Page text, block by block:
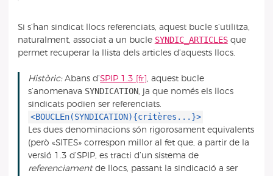
Si s’han sindicat llocs referenciats, aquest bucle s’utilitza,
naturalment, associat a un bucle SYNDIC_ARTICLESque
permet recuperar la llista dels articles d’aquests llocs.
Històric:Abans d’SPIP 1.3
, aquest bucle
s’anomenava SYNDICATION, ja que només els llocs
sindicats podien ser referenciats.
<BOUCLEn(SYNDICATION){critères...}>
Les dues denominacions són rigorosament equivalents
(però «SITES» correspon millor al fet que, a partir de la
versió 1.3 d’SPIP, es tracti d’un sistema de
referenciamentde llocs, passant la sindicació a ser